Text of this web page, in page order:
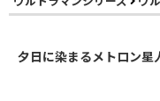
夕日に染まるメトロン